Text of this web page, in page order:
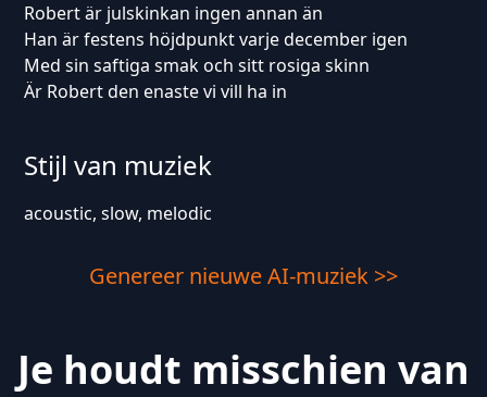
Robert är julskinkan ingen annan än
Han är festens höjdpunkt varje december igen
Med sin saftiga smak och sitt rosiga skinn
Är Robert den enaste vi vill ha in
Stijl van muziek
acoustic, slow, melodic
Genereer nieuwe AI-muziek >>
Je houdt misschien van